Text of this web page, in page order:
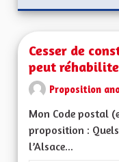
Cesser de
peut
Proposition
Mon Code postal
proposition :
l’Alsace...